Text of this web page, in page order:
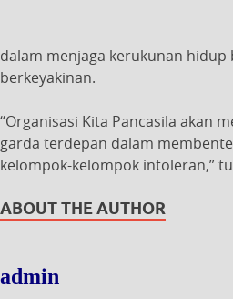
dalam menjaga kerukunan hidup
berkeyakinan.
“Organisasi Kita Pancasila akan
garda terdepan dalam
kelompok-kelompok intoleran,”
ABOUT THE AUTHOR
admin